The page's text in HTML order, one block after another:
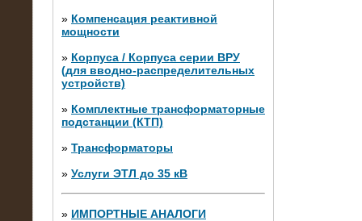
» Компенсация реактивной
мощности
» Корпуса / Корпуса серии ВРУ
(для вводно-распределительных
устройств)
» Комплектные трансформаторные
подстанции (КТП)
» Трансформаторы
» Услуги ЭТЛ до 35 кВ
» ИМПОРТНЫЕ АНАЛОГИ
28.02.2015
Нагрузочные модули 700 кВт (4
штуки)